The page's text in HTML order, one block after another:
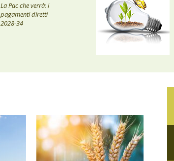
La Pac che verrà: i
pagamenti diretti
2028-34